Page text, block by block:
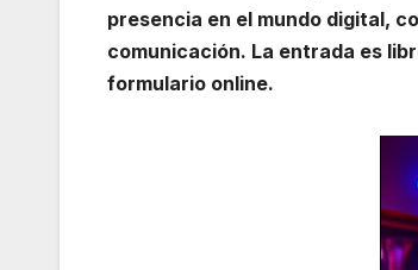
presencia en el mundo digital,
comunicación. La entrada es
formulario online.